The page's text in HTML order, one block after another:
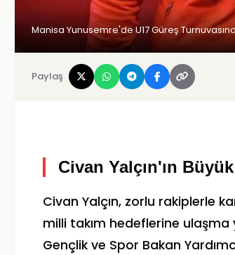
Manisa Yunusemre'de U17 Güreş
Paylaş
Civan Yalçın'ın Büyük
Civan Yalçın, zorlu rakiplerle
milli takım hedeflerine
Gençlik ve Spor Bakan